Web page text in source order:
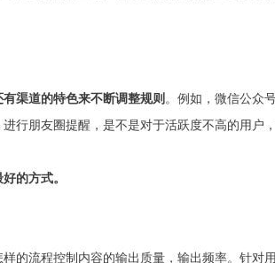
渠道的特色来不断调整规则 。例如，微信公众
行朋友圈提醒，是不是对于活跃度不高的用户
的方式。
的流程控制内容的输出质量，输出频率。针对